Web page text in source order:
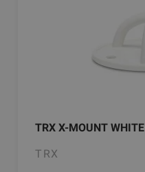
TRX X-MOUNT WHITE
TRX